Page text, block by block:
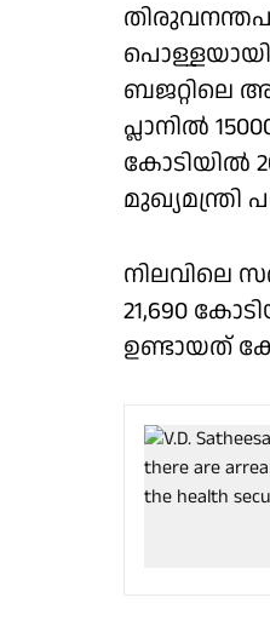
ബജറ്റിലെ
പ്ലാനിൽ
കോടിയിൽ
നിലവിലെ
21,690
ഉണ്ടായത്